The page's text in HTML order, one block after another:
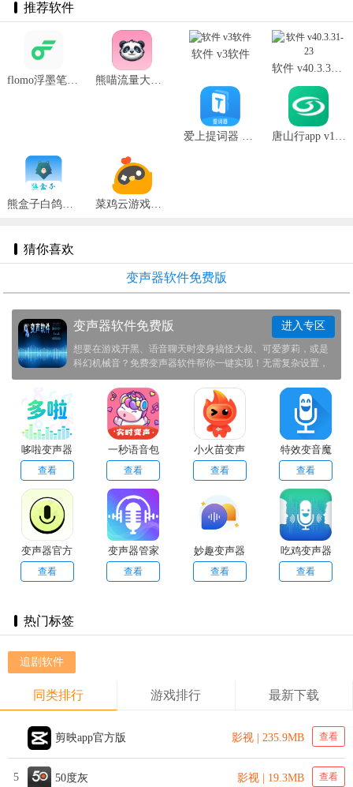
推荐软件
flomo浮墨笔记 v4.2.1 熊喵流量大师 v2.7.2
软件 v3软件
软件 v40.3.31-23
爱上提词器 v1.0.2 唐山行app v1.1.3
熊盒子白鸽最新版 v7.1 菜鸡云游戏官网版 v4.0.2
猜你喜欢
变声器软件免费版
变声器软件免费版
想要在游戏开黑、语音聊天时变身搞怪大叔、可爱萝莉，或是
科幻机械音？免费变声器软件帮你一键实现！无需复杂设置，
实时变声，让你的声音充满趣味！
进入专区
哆啦变声器
直装版
查看
一秒语音包
变声器最新
版
查看
小火苗变声
器手机版
查看
特效变音魔
术师官方版
查看
变声器官方
版
查看
变声器管家
原版
查看
妙趣变声器
正版
查看
吃鸡变声器
永久官方正
查看
热门标签
追剧软件
同类排行 游戏排行 最新下载
剪映app官方版 影视 | 235.9MB 查看
5 50度灰 影视 | 19.3MB 查看